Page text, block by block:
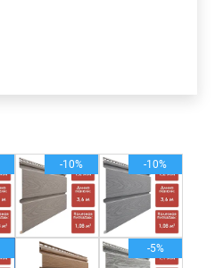
-10% -10%
-5%